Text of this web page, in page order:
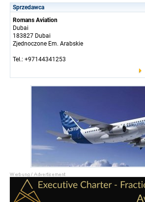
Sprzedawca
Romans Aviation
Dubai
183827 Dubai
Zjednoczone Em. Arabskie
Tel.: +97144341253